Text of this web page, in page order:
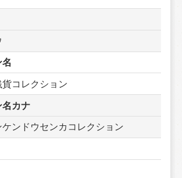
コレクション
名カナ
ンドウセンカコレクション